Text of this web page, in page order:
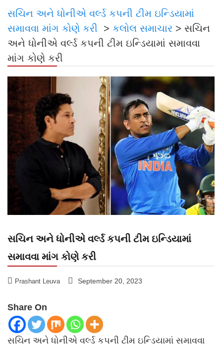
સચિન અને ધોનીએ વર્લ્ડ કપની ટીમ ઇન્ડિયામાં
સમાવવા માંગ કોણે કરી
> કલોલ સમાચાર > સચિન
અને ધોનીએ વર્લ્ડ કપની ટીમ ઇન્ડિયામાં સમાવવા
માંગ કોણે કરી
સચિન અને ધોનીએ વર્લ્ડ કપની ટીમ ઇન્ડિયામાં
સમાવવા માંગ કોણે કરી
Prashant Leuva September 20, 2023
Share On
સચિન અને ધોનીએ વર્લ્ડ કપની ટીમ ઇન્ડિયામાં સમાવવા